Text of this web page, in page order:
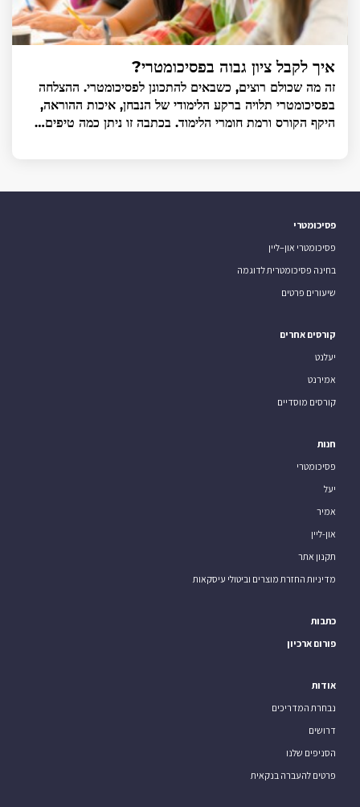
איך לקבל ציון גבוה בפסיכומטרי?
זה מה שכולם רוצים, כשבאים להתכונן לפסיכומטרי. ההצלחה
בפסיכומטרי תלויה ברקע הלימודי של הנבחן, איכות ההוראה,
היקף הקורס ורמת חומרי הלימוד. בכתבה זו ניתן כמה טיפים…
פסיכומטרי
פסיכומטרי און–ליין
בחינה פסיכומטרית לדוגמה
שיעורים פרטים
קורסים אחרים
יעלנט
אמירנט
קורסים מוסדיים
חנות
פסיכומטרי
יעל
אמיר
און-ליין
תקנון אתר
מדיניות החזרת מוצרים וביטולי עיסקאות
כתבות
פורום ארכיון
אודות
נבחרת המדריכים
דרושים
הסניפים שלנו
פרטים להעברה בנקאית